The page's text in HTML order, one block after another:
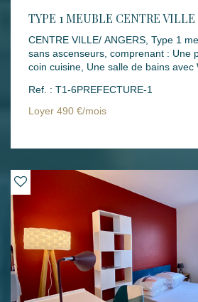
TYPE 1 MEUBLE CENTRE VILLE
CENTRE VILLE/ ANGERS, Type 1
sans ascenseurs, comprenant : Une pièce principale, Un
coin cuisine, Une salle de bains avec WC.
dont 40.00 € de charges Montant des dépenses
théoriques d'énergie annuelle : entre
(année des prix moyens des
2021,2022,2023) Dépôt de garantie
Honoraires rédaction bail : 128.00 €
informations sur les risques
sont disponibles sur le site Géorisques
Ref. : T1-6PREFECTURE-1
Loyer 490 €/mois